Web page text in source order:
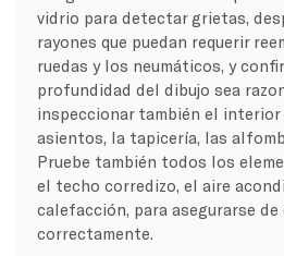
vidrio para detectar grietas,
rayones que puedan requerir
ruedas y los neumáticos, y
profundidad del dibujo sea
inspeccionar también el interior
asientos, la tapicería, las
Pruebe también todos los
el techo corredizo, el aire
calefacción, para asegurarse
correctamente.